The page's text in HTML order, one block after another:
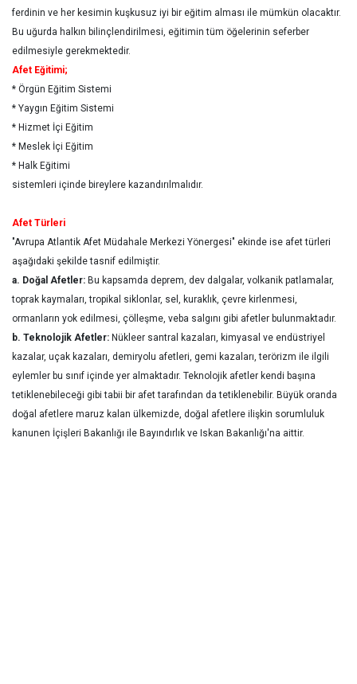
ferdinin ve her kesimin kuşkusuz iyi bir eğitim alması ile mümkün olacaktır.
Bu uğurda halkın bilinçlendirilmesi, eğitimin tüm öğelerinin seferber
edilmesiyle gerekmektedir.
Afet Eğitimi;
* Örgün Eğitim Sistemi
* Yaygın Eğitim Sistemi
* Hizmet İçi Eğitim
* Meslek İçi Eğitim
* Halk Eğitimi
sistemleri içinde bireylere kazandırılmalıdır.
Afet Türleri
"Avrupa Atlantik Afet Müdahale Merkezi Yönergesi" ekinde ise afet türleri
aşağıdaki şekilde tasnif edilmiştir.
a. Doğal Afetler: Bu kapsamda deprem, dev dalgalar, volkanik patlamalar,
toprak kaymaları, tropikal siklonlar, sel, kuraklık, çevre kirlenmesi,
ormanların yok edilmesi, çölleşme, veba salgını gibi afetler bulunmaktadır.
b. Teknolojik Afetler: Nükleer santral kazaları, kimyasal ve endüstriyel
kazalar, uçak kazaları, demiryolu afetleri, gemi kazaları, terörizm ile ilgili
eylemler bu sınıf içinde yer almaktadır. Teknolojik afetler kendi başına
tetiklenebileceği gibi tabii bir afet tarafından da tetiklenebilir. Büyük oranda
doğal afetlere maruz kalan ülkemizde, doğal afetlere ilişkin sorumluluk
kanunen İçişleri Bakanlığı ile Bayındırlık ve Iskan Bakanlığı'na aittir.